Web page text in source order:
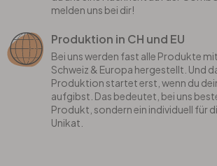
melden uns bei dir!
Produktion in CH und EU
Bei uns werden fast alle Produkte
Schweiz & Europa hergestellt. Und
Produktion startet erst, wenn du
aufgibst. Das bedeutet, bei uns
Produkt, sondern ein individuell für
Unikat.